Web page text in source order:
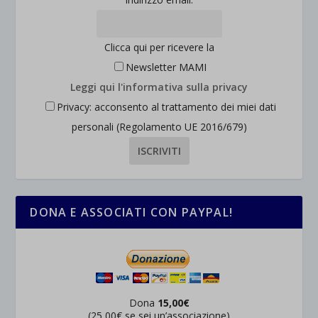
Clicca qui per ricevere la
Newsletter MAMI
Leggi qui l'informativa sulla privacy
Privacy: acconsento al trattamento dei miei dati
personali (Regolamento UE 2016/679)
DONA E ASSOCIATI CON PAYPAL!
Dona 15,00€
(25,00€ se sei un’associazione)